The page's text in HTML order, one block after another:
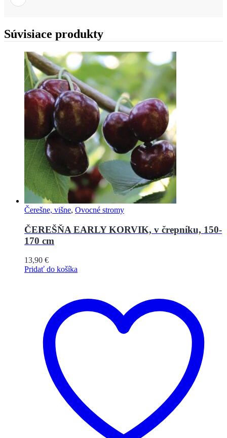
Súvisiace produkty
Čerešne, višne, Ovocné stromy
ČEREŠŇA EARLY KORVIK, v črepníku, 150-
170 cm
13,90 €
Pridať do košíka